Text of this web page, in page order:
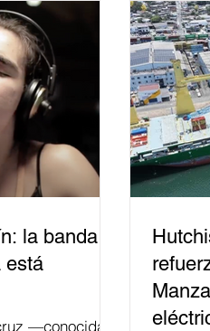
del
difusión
un bien
la banda
está
—conocida